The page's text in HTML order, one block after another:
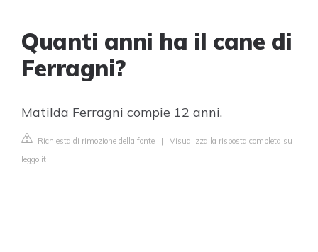
Quanti anni ha il cane di
Ferragni?
Matilda Ferragni compie 12 anni.
Richiesta di rimozione della fonte | Visualizza la risposta completa su
leggo.it